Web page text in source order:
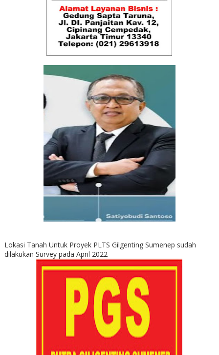
Lokasi Tanah Untuk Proyek PLTS Gilgenting Sumenep sudah
dilakukan Survey pada April 2022